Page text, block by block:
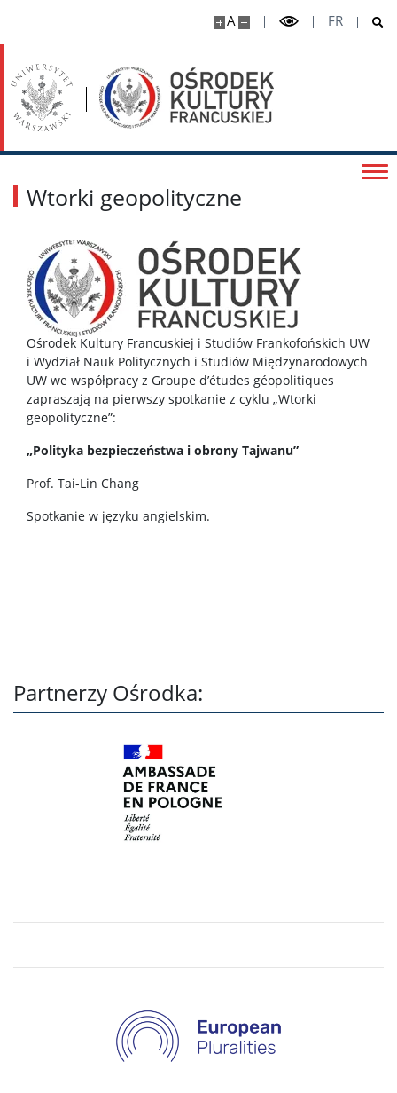
A FR
Mini-grant 4EU+ Covid
MT180 2023
MT180 2024
MT180 2026
Francuski Tydzień Nauk Społecznych
Blog Geopolitica
Kontakt
Wtorki geopolityczne
Ośrodek Kultury Francuskiej i Studiów Frankofońskich UW
i Wydział Nauk Politycznych i Studiów Międzynarodowych
UW we współpracy z Groupe d’études géopolitiques
zapraszają na pierwszy spotkanie z cyklu „Wtorki
geopolityczne”:
„Polityka bezpieczeństwa i obrony Tajwanu”
Prof. Tai-Lin Chang
Spotkanie w języku angielskim.
Partnerzy Ośrodka: